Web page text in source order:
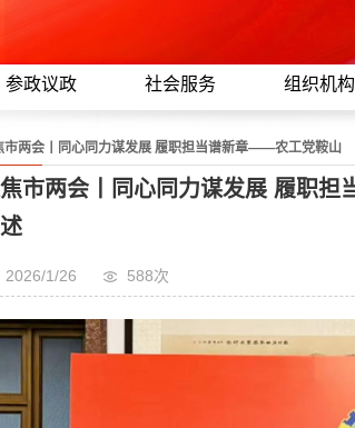
参政议政 社会服务 组织机构
市两会丨同心同力谋发展 履职担当谱新章——农工党鞍山
党员两会履职综述
市两会丨同心同力谋发展 履职
2026/1/26 588次